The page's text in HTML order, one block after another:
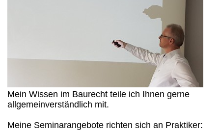
Mein Wissen im Baurecht teile ich Ihnen gerne
allgemeinverständlich mit.
Meine Seminarangebote richten sich an Praktiker: